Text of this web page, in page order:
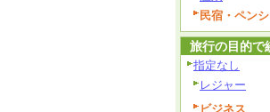
民宿・ペン
旅行の目的で
指定なし
レジャー
ビジネス